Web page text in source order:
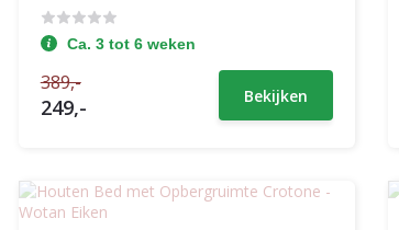
Ca. 3 tot 6 weken
389,-
249,- Bekijken